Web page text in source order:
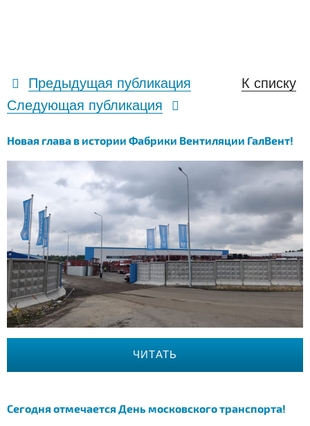
Предыдущая публикация
К списку
Следующая публикация
Новая глава в истории Фабрики Вентиляции ГалВент!
ЧИТАТЬ
Сегодня отмечается День московского транспорта!